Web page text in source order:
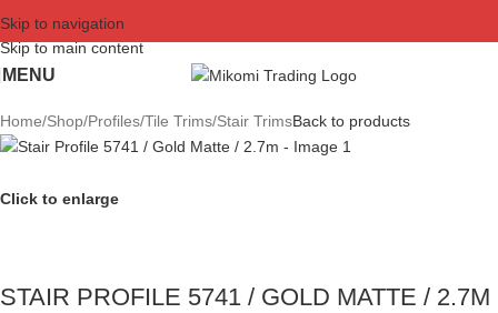
Skip to navigation
Skip to main content
MENU
Home/Shop/Profiles/Tile Trims/Stair TrimsBack to products
Click to enlarge
STAIR PROFILE 5741 / GOLD MATTE / 2.7M